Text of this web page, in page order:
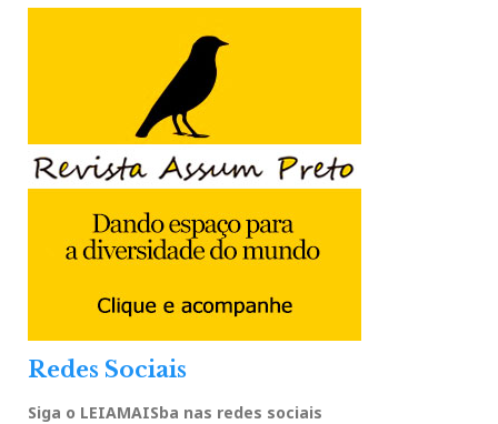
Redes Sociais
Siga o LEIAMAISba nas redes sociais